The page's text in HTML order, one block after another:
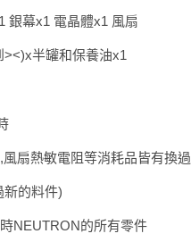
銀幕x1 電晶體x1 風扇
半罐和保養油x1
扇熱敏電阻等消耗品皆有換過
新的料件)
NEUTRON的所有零件